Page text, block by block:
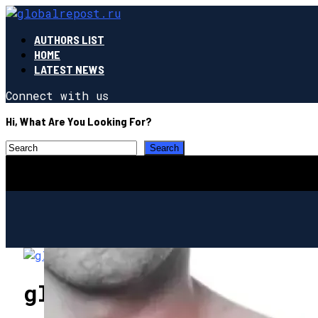
AUTHORS LIST
HOME
LATEST NEWS
Connect with us
Hi, What Are You Looking For?
globalrepost.ru